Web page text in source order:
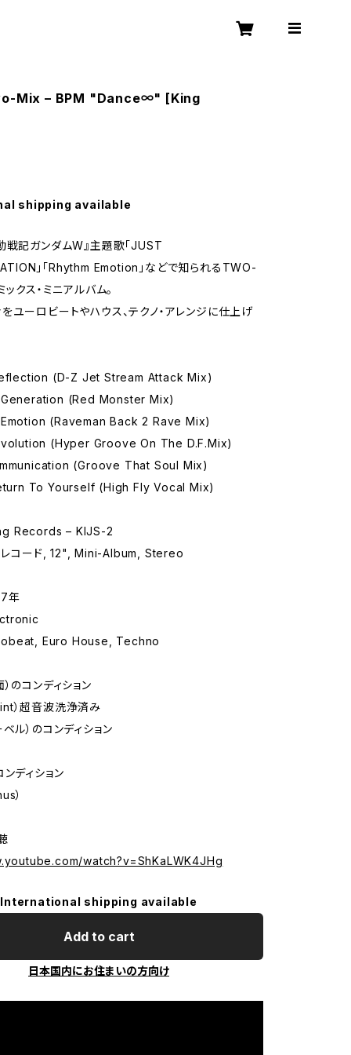
Mix – BPM "Dance∞" [King
shipping available
戦記ガンダムW』主題歌「JUST
」「Rhythm Emotion」などで知られるTWO-
クス・ミニアルバム。
ユーロビートやハウス、テクノ・アレンジに仕上げ
(D-Z Jet Stream Attack Mix)
(Red Monster Mix)
(Raveman Back 2 Rave Mix)
(Hyper Groove On The D.F.Mix)
(Groove That Soul Mix)
To Yourself (High Fly Vocal Mix)
Records – KIJS-2
レコード, 12", Mini-Album, Stereo
年
Euro House, Techno
のコンディション
）超音波洗浄済み
ル）のコンディション
ンディション
）
watch?v=ShKaLWK4JHg
International shipping available
Add to cart
日本国内にお住まいの方向け